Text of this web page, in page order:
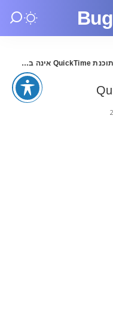
תוכנת QuickTime אינה בטוחה יותר לשימוש ב Windows